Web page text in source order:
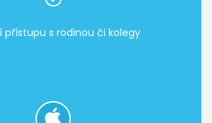
přístupu s rodinou či kolegy